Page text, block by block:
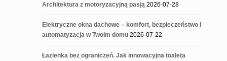
Architektura z motoryzacyjną pasją 2026-07-28
Elektryczne okna dachowe – komfort, bezpieczeństwo i
automatyzacja w Twoim domu 2026-07-22
Łazienka bez ograniczeń. Jak innowacyjna toaleta